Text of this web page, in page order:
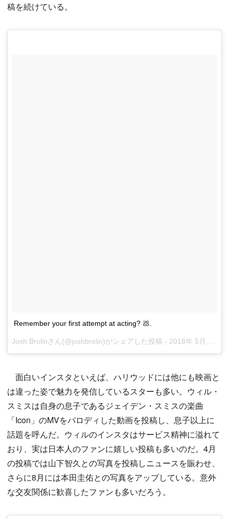
稿を続けている。
Remember your first attempt at acting? 💩.
Josh Brolinさん(@joshbrolin)がシェアした投稿 - 2018年 5月月16日午後4時22分PDT
面白いインスタといえば、ハリウッドには他にも映画と
は違った姿で魅力を発信しているスターも多い。ウィル・
スミスは自身の息子であるジェイデン・スミスの楽曲
「Icon」のMVをパロディした動画を投稿し、息子以上に
話題を呼んだ。ウィルのインスタはサービス精神に溢れて
おり、実は日本人のファンに嬉しい投稿も多いのだ。4月
の投稿では山下智久との写真を投稿しニュースを賑わせ、
さらに8月には本田圭佑との写真をアップしている。意外
な交友関係に歓喜したファンも多いだろう。